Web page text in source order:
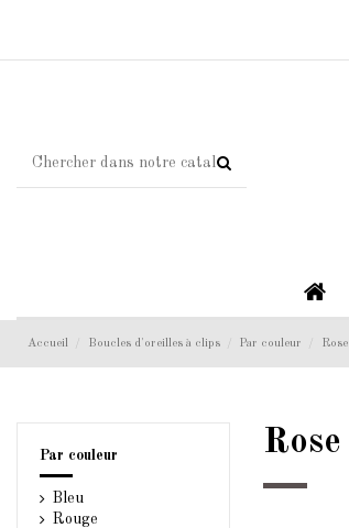
Accueil Boucles d'oreilles à clips Par couleur Rose
Rose
Par couleur
Bleu
Rouge